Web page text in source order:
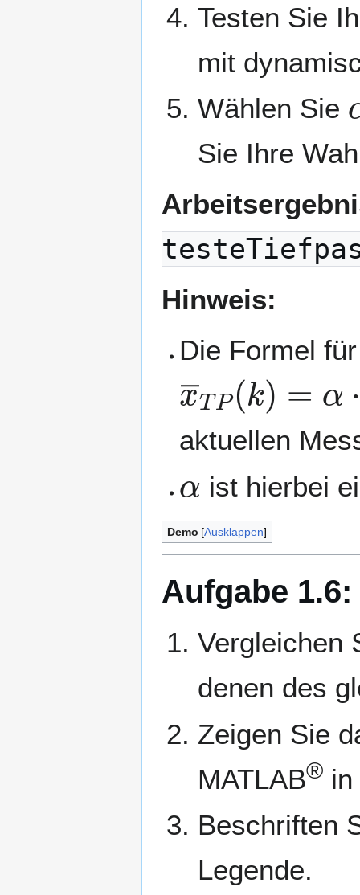
Testen Sie
mit
Wählen Sie
Sie Ihre
Hinweis:
Die Formel
x¯ P (k
aktuellen
ist hierbei
Ausklappen
Demo
Aufgabe
Vergleichen
denen des
Zeigen Sie
MATLAB®in
Beschriften
Legende.